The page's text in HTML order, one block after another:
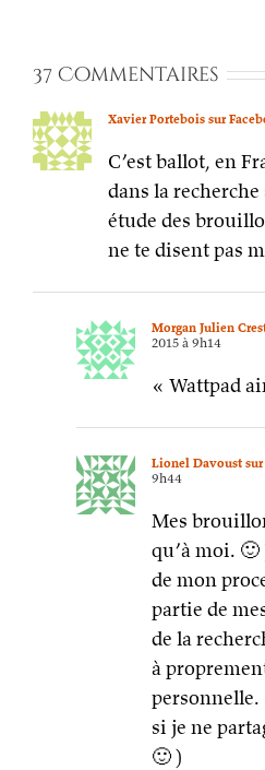
37 Commentaires
Xavier Portebois sur
C’est ballot, en
dans la
étude des
ne te disent pas
Morgan Julien
2015 à 9h14
« Wattpad
Lionel Davoust sur
9h44
Mes
qu’à moi.
de mon
partie de
de la
à
personnelle.
si je ne
🙂 )